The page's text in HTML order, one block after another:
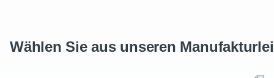
Wählen Sie aus unseren